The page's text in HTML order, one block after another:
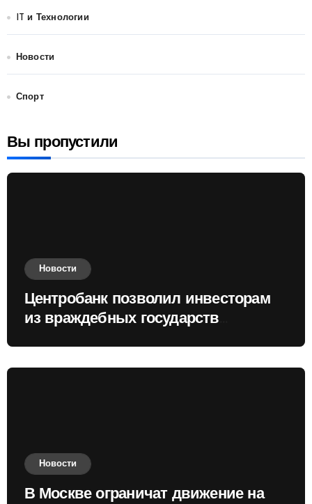
IT и Технологии
Новости
Спорт
Вы пропустили
Новости
Центробанк позволил инвесторам
из враждебных государств
Новости
В Москве ограничат движение на